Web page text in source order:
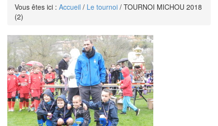
Vous êtes ici : Accueil / Le tournoi / TOURNOI MICHOU 2018
(2)